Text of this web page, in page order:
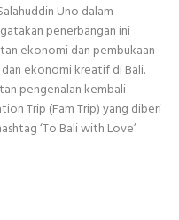
Uno dalam
penerbangan ini
ekonomi dan pembukaan
ekonomi kreatif di Bali.
pengenalan kembali
Trip (Fam Trip) yang diberi
‘To Bali with Love’